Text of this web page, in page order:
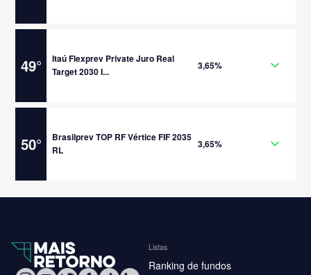
49°
Itaú Flexprev Private Juro Real
Target 2030 I...
3,65%
50°
Brasilprev TOP RF Vértice FIF 2035
RL
3,65%
Listas
Ranking de fundos